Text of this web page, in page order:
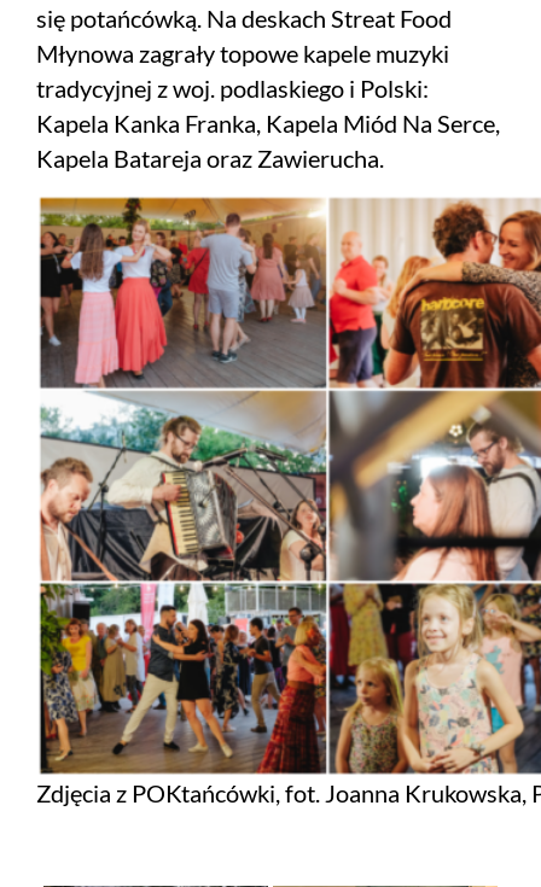
się potańcówką. Na deskach Streat Food
Młynowa zagrały topowe kapele muzyki
tradycyjnej z woj. podlaskiego i Polski:
Kapela Kanka Franka, Kapela Miód Na Serce,
Kapela Batareja oraz Zawierucha.
Zdjęcia z POKtańcówki, fot. Joanna Krukowska,